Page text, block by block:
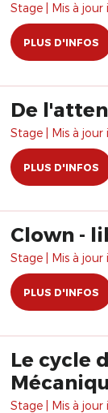
Stage | Mis à jour
PLUS D'INFOS
De
Stage | Mis à jour
PLUS D'INFOS
Clown -
Stage | Mis à jour
PLUS D'INFOS
Le cycle
Stage | Mis à jour